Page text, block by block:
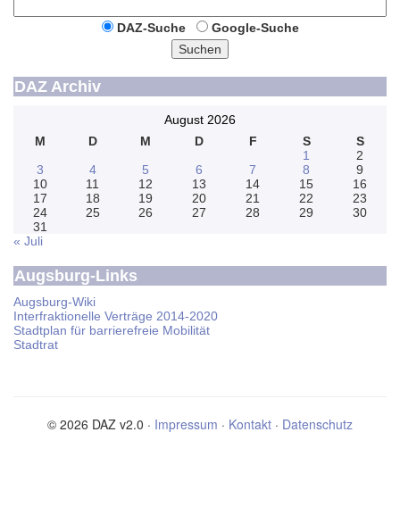
DAZ-Suche
Google-Suche
Suchen
DAZ Archiv
August 2026
M
D M D F S
S
1
2
3
4 5 6 7 8
9
10
11 12 13 14 15
16
17
18 19 20 21 22
23
24
25 26 27 28 29
30
31
« Juli
Augsburg-Links
Augsburg-Wiki
Interfraktionelle Verträge 2014-2020
Stadtplan für barrierefreie Mobilität
Stadtrat
© 2026 DAZ v2.0 · Impressum · Kontakt · Datenschutz